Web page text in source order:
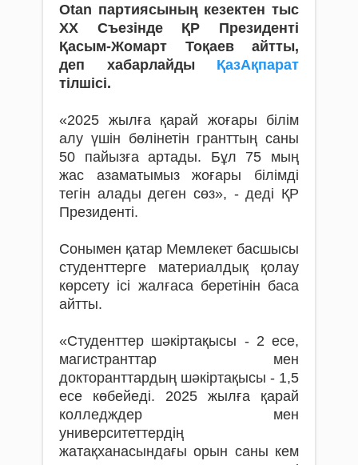
Otan партиясының кезектен тыс
XX Съезінде ҚР Президенті
Қасым-Жомарт Тоқаев айтты,
деп хабарлайды ҚазАқпарат
тілшісі.
«2025 жылға қарай жоғары білім
алу үшін бөлінетін гранттың саны
50 пайызға артады. Бұл 75 мың
жас азаматымыз жоғары білімді
тегін алады деген сөз», - деді ҚР
Президенті.
Сонымен қатар Мемлекет басшысы
студенттерге материалдық қолау
көрсету ісі жалғаса беретінін баса
айтты.
«Студенттер шәкіртақысы - 2 есе,
магистранттар мен
докторанттардың шәкіртақысы - 1,5
есе көбейеді. 2025 жылға қарай
колледждер мен
университеттердің
жатақханасындағы орын саны кем